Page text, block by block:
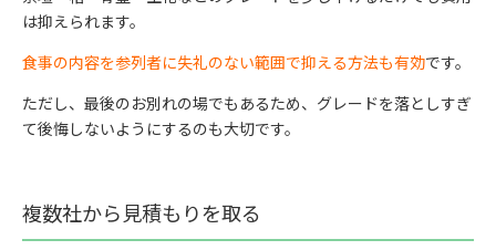
は抑えられます。
食事の内容を参列者に失礼のない範囲で抑える方法も有効です。
ただし、最後のお別れの場でもあるため、グレードを落としすぎ
て後悔しないようにするのも大切です。
複数社から見積もりを取る